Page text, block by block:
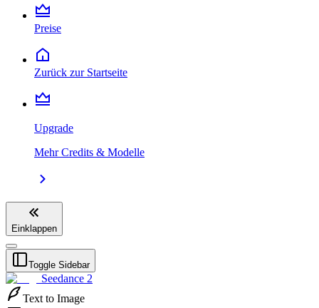
Preise
Zurück zur Startseite
Upgrade
Mehr Credits & Modelle
Einklappen
Toggle Sidebar
Seedance 2
Text to Image